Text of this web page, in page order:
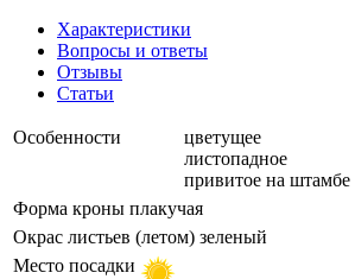
Характеристики
Вопросы и ответы
Отзывы
Статьи
Особенности
цветущее
листопадное
привитое на штамбе
Форма кроны плакучая
Окрас листьев (летом) зеленый
Место посадки